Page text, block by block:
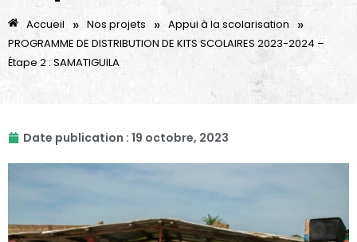
Accueil » Nos projets » Appui à la scolarisation »
PROGRAMME DE DISTRIBUTION DE KITS SCOLAIRES 2023-2024 –
Étape 2 : SAMATIGUILA
Date publication : 19 octobre, 2023